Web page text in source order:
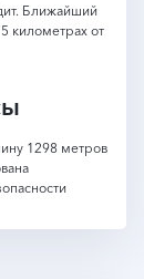
Ближайший
километрах от
1298 метров